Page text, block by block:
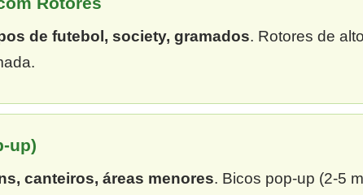
de futebol, society, gramados. Rotores de
up)
canteiros, áreas menores. Bicos pop-up (2-5